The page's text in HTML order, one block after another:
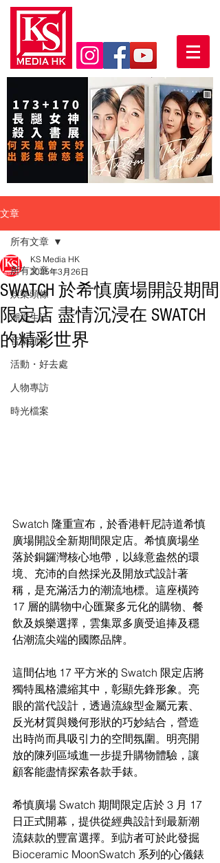
文章
所有文章
娛樂頭條
潮流生活
音樂頻道
活動・好去處
人物專訪
時光檔案
所有文章
SWATCH 於希慎廣場開設期間
限定店 盡情沉浸在 SWATCH
的精彩世界
KS Media HK
2025年3月26日
Swatch 隆重宣布，於香港軒尼詩道希慎
廣場開設全新期間限定店。希慎廣場坐
落於銅鑼灣核心地帶，以綠意盎然的環
境、充沛的自然採光及開放式設計著
稱，是充滿活力的潮流地標。這座橫跨
17 層的購物中心匯聚多元化的購物、餐
飲及娛樂選擇，雲集眾多廣受追捧及穩
佔潮流尖端的國際品牌。
這間佔地 17 平方米的 Swatch 限定店將
獨特風格濃縮其中，彰顯先鋒形象。亮
眼的當代設計，透過流線型金屬元素、
反光材質與幾何形狀的巧妙結合，營造
出時尚而具吸引力的空間氛圍。明亮開
放的陳列區域進一步提升購物體驗，讓
顧客能盡情探索各款手錶。
希慎廣場 Swatch 期間限定店於 3 月 17
日正式開幕，提供從經典設計到最新潮
流錶款的豐富選擇。到訪者可於此發掘
Bioceramic MoonSwatch 系列的心儀錶